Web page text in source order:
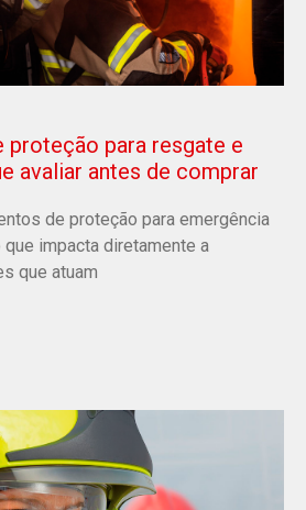
proteção para resgate e
avaliar antes de comprar
de proteção para emergência
impacta diretamente a
que atuam